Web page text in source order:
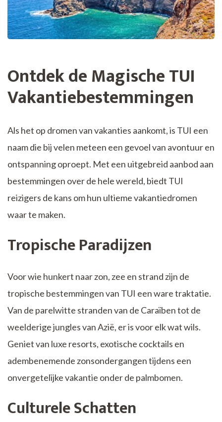
Ontdek de Magische TUI
Vakantiebestemmingen
Als het op dromen van vakanties aankomt, is TUI een
naam die bij velen meteen een gevoel van avontuur en
ontspanning oproept. Met een uitgebreid aanbod aan
bestemmingen over de hele wereld, biedt TUI
reizigers de kans om hun ultieme vakantiedromen
waar te maken.
Tropische Paradijzen
Voor wie hunkert naar zon, zee en strand zijn de
tropische bestemmingen van TUI een ware traktatie.
Van de parelwitte stranden van de Caraïben tot de
weelderige jungles van Azië, er is voor elk wat wils.
Geniet van luxe resorts, exotische cocktails en
adembenemende zonsondergangen tijdens een
onvergetelijke vakantie onder de palmbomen.
Culturele Schatten